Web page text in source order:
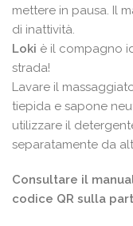
mettere in pausa. Il
di inattività.
Loki è il compagno
strada!
Lavare il
tiepida e sapone
utilizzare il
separatamente da
Consultare il
codice QR sulla